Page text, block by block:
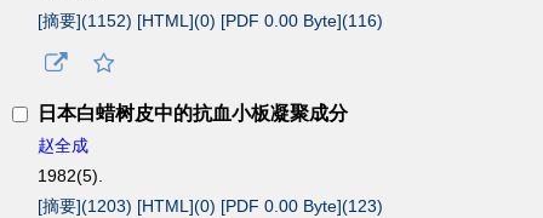
[摘要](1152) [HTML](0) [PDF 0.00 Byte](116)
日本白蜡树皮中的抗血小板凝聚成分
赵全成
1982(5).
[摘要](1203) [HTML](0) [PDF 0.00 Byte](123)